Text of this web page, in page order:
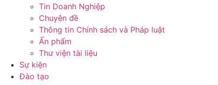
Tin Doanh Nghiệp
Chuyên đề
Thông tin Chính sách và Pháp luật
Ấn phẩm
Thư viện tài liệu
Sự kiện
Đào tạo